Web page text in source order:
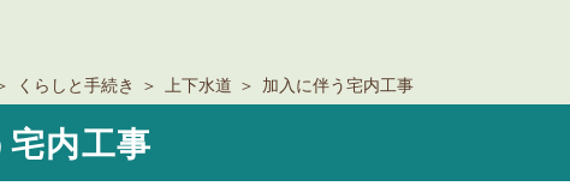
くらしと手続き 上下水道 加入に伴う宅内工事
内工事